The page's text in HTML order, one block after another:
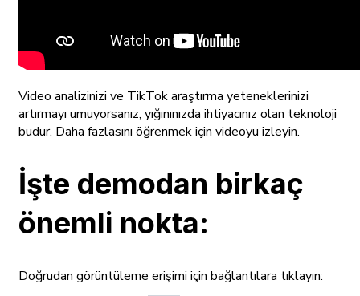
Video analizinizi ve TikTok araştırma yeteneklerinizi
artırmayı umuyorsanız, yığınınızda ihtiyacınız olan teknoloji
budur. Daha fazlasını öğrenmek için videoyu izleyin.
İşte demodan birkaç
önemli nokta:
Doğrudan görüntüleme erişimi için bağlantılara tıklayın: